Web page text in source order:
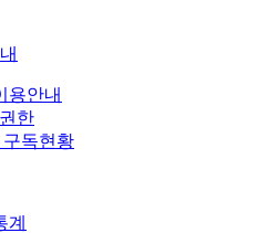
용안내
한
독현황
계